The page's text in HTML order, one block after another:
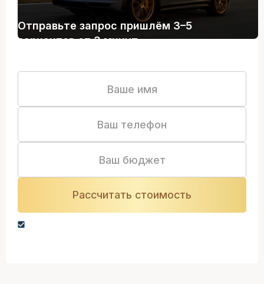
Отправьте запрос пришлём 3–5
вариантов от 3 минут